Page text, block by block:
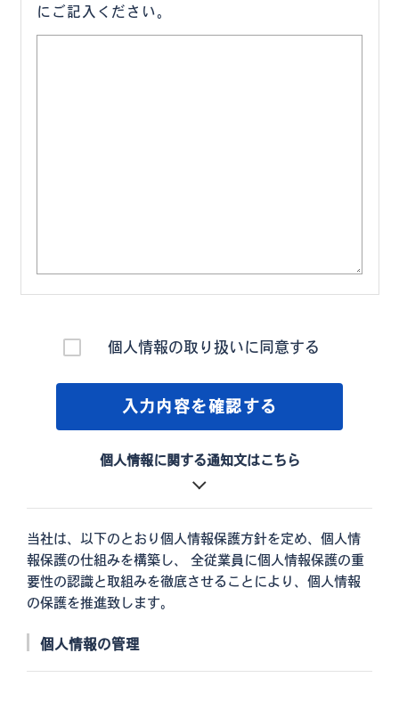
にご記入ください。
個人情報の取り扱いに同意する
入力内容を確認する
個人情報に関する通知文はこちら
当社は、以下のとおり個人情報保護方針を定め、個人情
報保護の仕組みを構築し、 全従業員に個人情報保護の重
要性の認識と取組みを徹底させることにより、個人情報
の保護を推進致します。
個人情報の管理
当社は、お客さまの個人情報を正確かつ最新の状態に